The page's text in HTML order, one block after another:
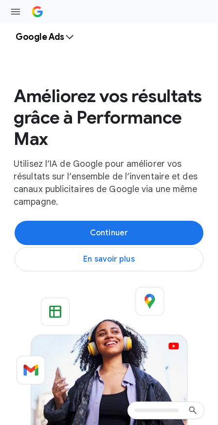
Google Ads
Améliorez vos résultats
grâce à Performance
Max
Utilisez l’IA de Google pour améliorer vos
résultats sur l’ensemble de l’inventaire et des
canaux publicitaires de Google via une même
campagne.
Continuer
En savoir plus